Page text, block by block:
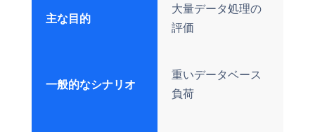
主な目的
大量データ処理の
評価
一般的なシナリオ
重いデータベース
負荷